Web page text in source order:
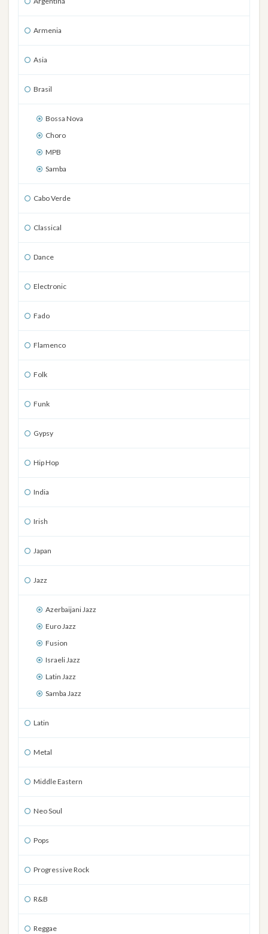
Armenia
Asia
Brasil
Bossa Nova
Choro
MPB
Samba
Cabo Verde
Classical
Dance
Electronic
Fado
Flamenco
Folk
Funk
Gypsy
Hip Hop
India
Irish
Japan
Jazz
Azerbaijani Jazz
Euro Jazz
Fusion
Israeli Jazz
Latin Jazz
Samba Jazz
Latin
Metal
Middle Eastern
Neo Soul
Pops
Progressive Rock
R&B
Reggae